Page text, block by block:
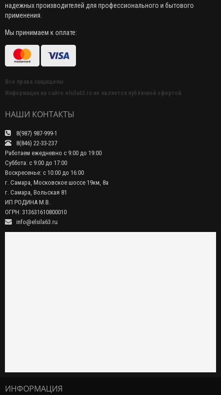
надежных производителей для профессионального и бытового
применения.
Мы принимаем к оплате:
Все права защищены.
Информация на сайте elsila63.ru не является публичной офертой.
НАШИ КОНТАКТЫ
8(987) 987-999-1
8(846) 22-33-237
Работаем ежедневно с 9:00 до 19:00
Суббота: с 9:00 до 17:00
Воскресенье: с 10:00 до 16:00
г. Самара, Московское шоссе 19км, 8а
г. Самара, Вольская 81
ИП РОДИНА М.В.
ОГРН: 313631610800010
info@elsila63.ru
ИНФОРМАЦИЯ